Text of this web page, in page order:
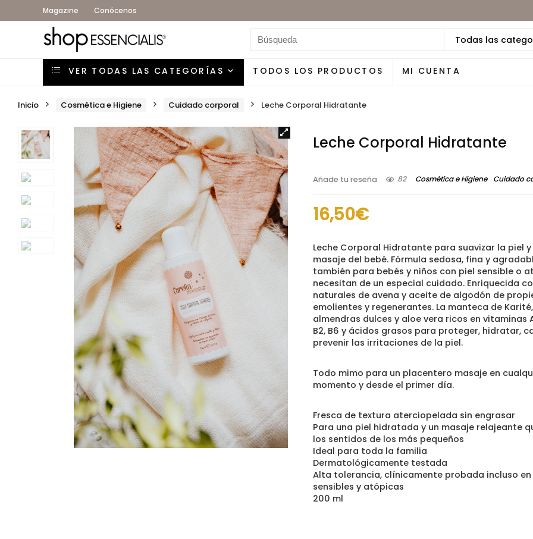
Magazine Conócenos
Todas las
VER TODAS LAS CATEGORÍAS TODOS LOS PRODUCTOS MI CUENTA
Inicio Cosmética e Higiene Cuidado corporal Leche Corporal Hidratante
Leche Corporal Hidratante
Añade tu reseña 82 Cosmética e Higiene Cuidado
16,50€
Leche Corporal Hidratante para suavizar la piel
masaje del bebé. Fórmula sedosa, fina y
también para bebés y niños con piel sensible o
necesitan de un especial cuidado. Enriquecida
naturales de avena y aceite de algodón de
emolientes y regenerantes. La manteca de
almendras dulces y aloe vera ricos en vitaminas A,
B2, B6 y ácidos grasos para proteger, hidratar,
prevenir las irritaciones de la piel.
Todo mimo para un placentero masaje en
momento y desde el primer día.
Fresca de textura aterciopelada sin engrasar
Para una piel hidratada y un masaje relajeante
los sentidos de los más pequeños
Ideal para toda la familia
Dermatológicamente testada
Alta tolerancia, clínicamente probada incluso en
sensibles y atópicas
200 ml